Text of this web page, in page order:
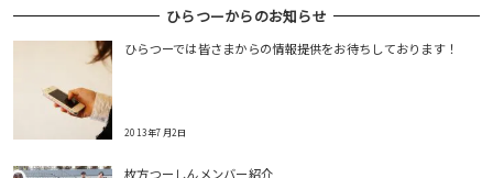
ひらつーからのお知らせ
ひらつーでは皆さまからの情報提供をお待ちしております！
2013年7月2日
枚方つーしんメンバー紹介